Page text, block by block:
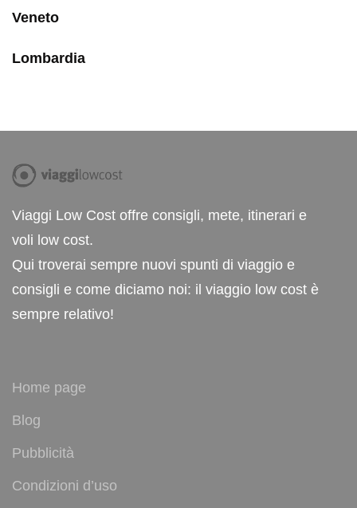
Veneto
Lombardia
Viaggi Low Cost offre consigli, mete, itinerari e
voli low cost.
Qui troverai sempre nuovi spunti di viaggio e
consigli e come diciamo noi: il viaggio low cost è
sempre relativo!
Home page
Blog
Pubblicità
Condizioni d’uso